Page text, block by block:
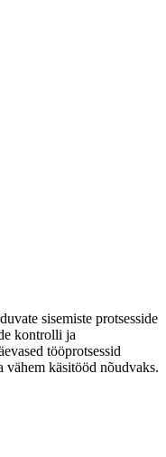
sisemiste protsesside
kontrolli ja
tööprotsessid
käsitööd nõudvaks.